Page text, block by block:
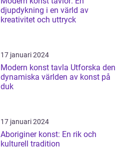
djupdykning i en värld av
kreativitet och uttryck
17 januari 2024
Modern konst tavla Utforska den
dynamiska världen av konst på
duk
17 januari 2024
Aboriginer konst: En rik och
kulturell tradition